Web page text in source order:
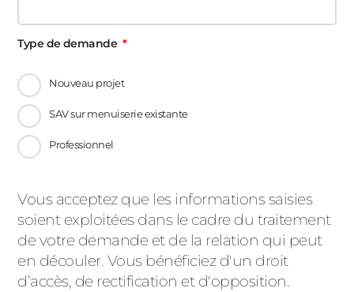
Type de demande
Nouveau projet
SAV sur menuiserie existante
Professionnel
Message
d'état
Vous acceptez que les informations saisies
soient exploitées dans le cadre du traitement
de votre demande et de la relation qui peut
en découler. Vous bénéficiez d'un droit
d’accès, de rectification et d'opposition.